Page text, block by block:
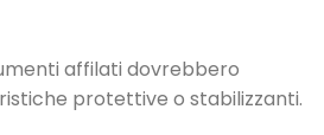
affilati dovrebbero
protettive o stabilizzanti.